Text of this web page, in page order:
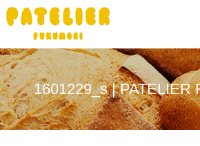
1601229_s | PATELIER